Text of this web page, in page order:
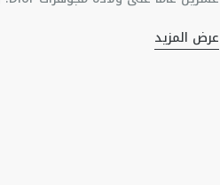
للحُبيبات التي تزيّن كل حجر من أحجارها.
ذهب أصفر عيار 18 قيراط
عرض المزيد